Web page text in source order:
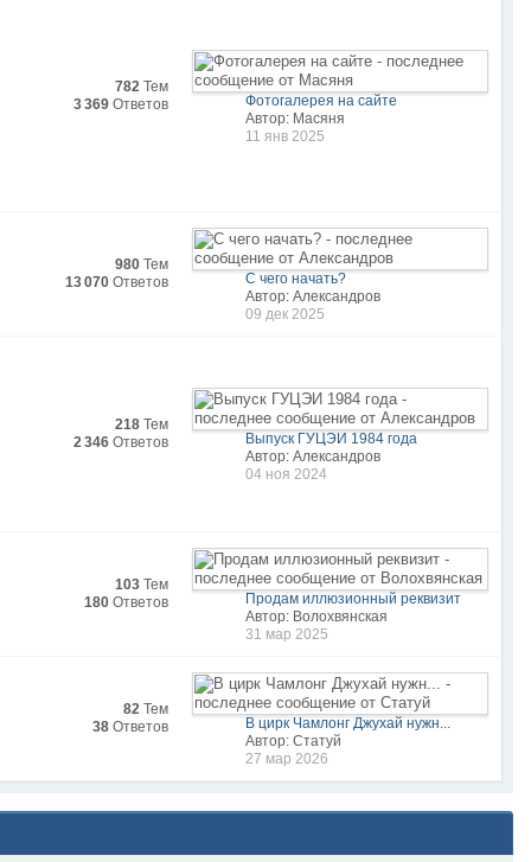
782 Тем
3 369 Ответов
Фотогалерея на сайте
Автор: Масяня
11 янв 2025
980 Тем
13 070 Ответов
С чего начать?
Автор: Александров
09 дек 2025
218 Тем
2 346 Ответов
Выпуск ГУЦЭИ 1984 года
Автор: Александров
04 ноя 2024
103 Тем
180 Ответов
Продам иллюзионный реквизит
Автор: Волохвянская
31 мар 2025
82 Тем
38 Ответов
В цирк Чамлонг Джухай нужн...
Автор: Статуй
27 мар 2026